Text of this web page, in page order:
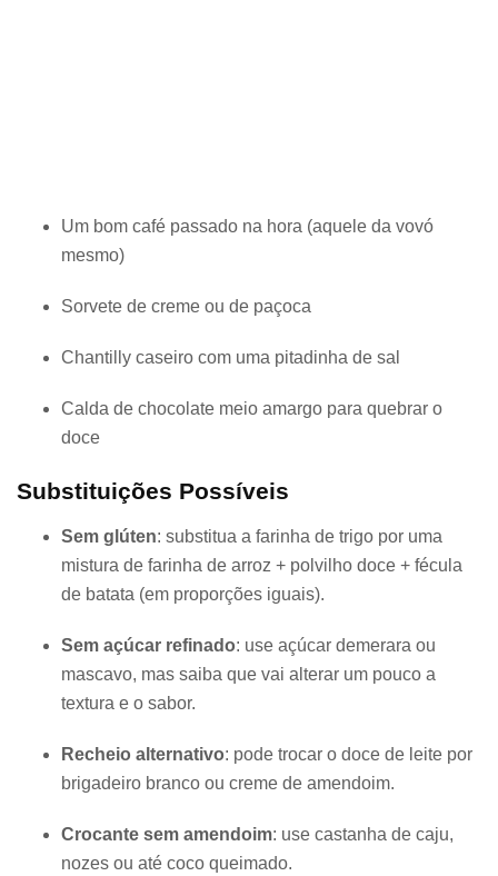
Um bom café passado na hora (aquele da vovó
mesmo)
Sorvete de creme ou de paçoca
Chantilly caseiro com uma pitadinha de sal
Calda de chocolate meio amargo para quebrar o
doce
Substituições Possíveis
Sem glúten: substitua a farinha de trigo por uma
mistura de farinha de arroz + polvilho doce + fécula
de batata (em proporções iguais).
Sem açúcar refinado: use açúcar demerara ou
mascavo, mas saiba que vai alterar um pouco a
textura e o sabor.
Recheio alternativo: pode trocar o doce de leite por
brigadeiro branco ou creme de amendoim.
Crocante sem amendoim: use castanha de caju,
nozes ou até coco queimado.